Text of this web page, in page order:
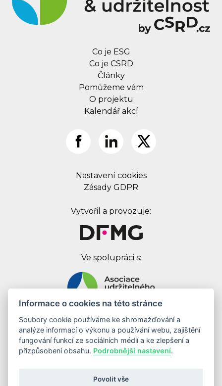
Co je ESG
Co je CSRD
Články
Pomůžeme vám
O projektu
Kalendář akcí
Nastavení cookies
Zásady GDPR
Vytvořil a provozuje:
Ve spolupráci s:
Digital First Marketing Group s.r.o.
Jankovcova 1037/49
170 00 Praha 7
IČ: 08262683
Informace o cookies na této stránce
Soubory cookie používáme ke shromažďování a
analýze informací o výkonu a používání webu, zajištění
fungování funkcí ze sociálních médií a ke zlepšení a
přizpůsobení obsahu. Podrobnější nastavení.
Povolit vše